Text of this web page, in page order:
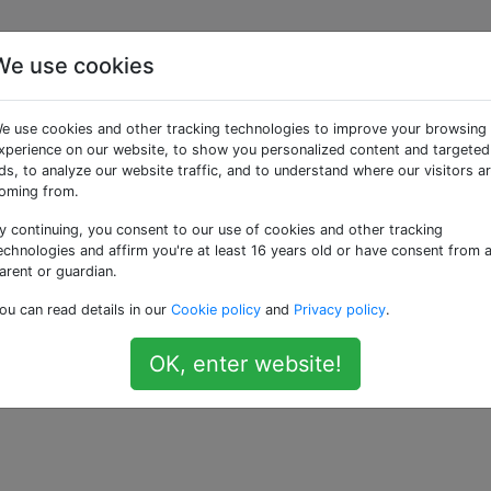
de sécurité
verrouillage biométrique (comme dans un écran de
par exemple, le déverrouilleur doit passer une
sur les entreprises en démarrage et des idées
use cookies
use cookies and other tracking technologies to improve your browsing
on our website, to show you personalized content and targeted
to analyze our website traffic, and to understand where our visitors
from.
continuing, you consent to our use of cookies and other tracking
and affirm you're at least 16 years old or have consent from a
or guardian.
can read details in our Cookie policy and Privacy policy.
OK, enter website!